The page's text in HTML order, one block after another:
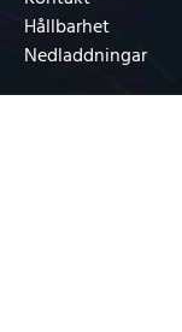
Hållbarhet
Nedladdningar